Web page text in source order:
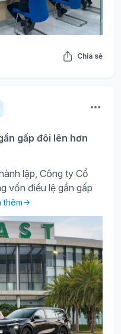
Chia sẻ
gấp đôi lên hơn
lập, Công ty Cổ
vốn điều lệ gần gấp
thêm